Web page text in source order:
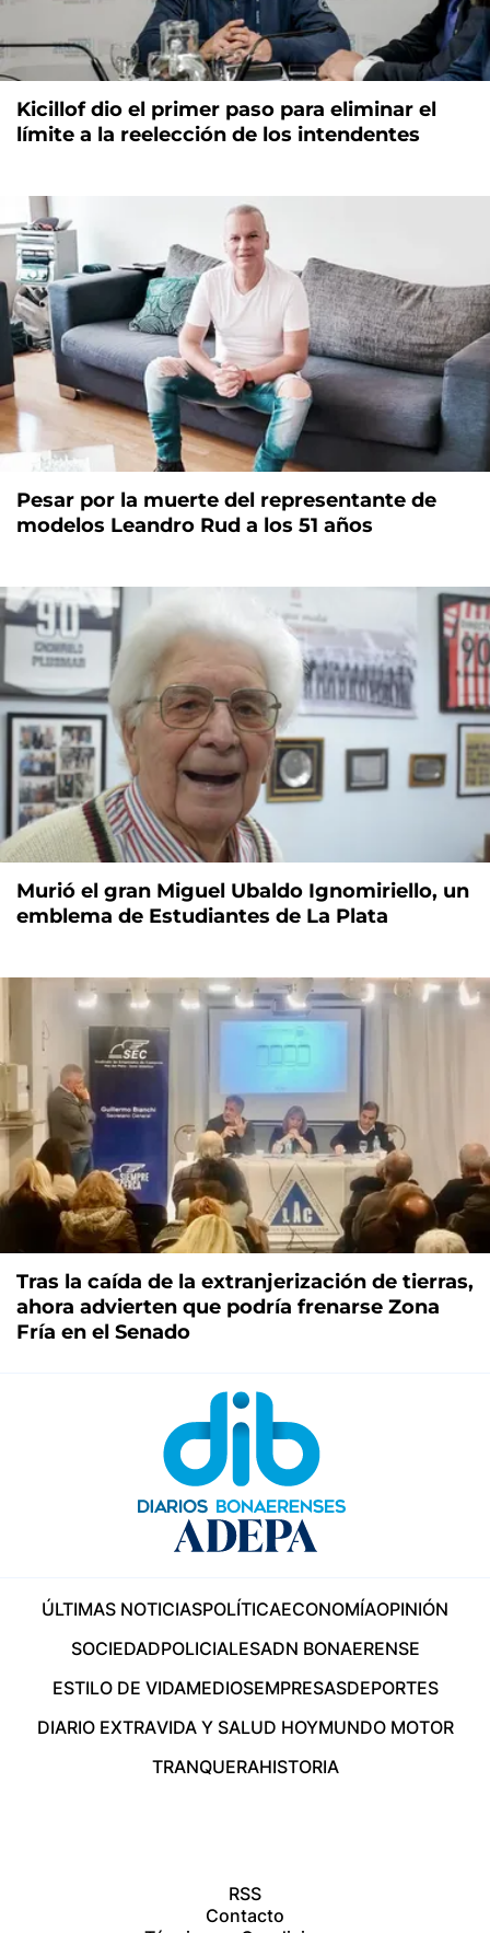
Kicillof dio el primer paso para eliminar el
límite a la reelección de los intendentes
Pesar por la muerte del representante de
modelos Leandro Rud a los 51 años
Murió el gran Miguel Ubaldo Ignomiriello, un
emblema de Estudiantes de La Plata
Tras la caída de la extranjerización de tierras,
ahora advierten que podría frenarse Zona
Fría en el Senado
ÚLTIMAS NOTICIASPOLÍTICAECONOMÍAOPINIÓN
SOCIEDADPOLICIALESADN BONAERENSE
ESTILO DE VIDAMEDIOSEMPRESASDEPORTES
DIARIO EXTRAVIDA Y SALUD HOYMUNDO MOTOR
TRANQUERAHISTORIA
RSS
Contacto